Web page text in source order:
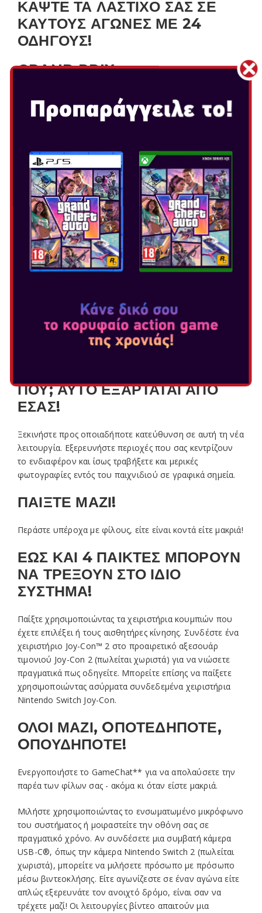
ΚΑΨΤΕ ΤΑ ΛΑΣΤΙΧΟ ΣΑΣ ΣΕ
ΚΑΥΤΟΥΣ ΑΓΩΝΕΣ ΜΕ 24
ΟΔΗΓΟΥΣ!
GRAND PRIX
Αγωνιστείτε για να κερδίσετε τους περισσότερους
πόντους σε τέσσερις συνδεδεμένες πίστες.
Προσπαθήστε να διεκδικήσετε την πρώτη θέση ανάμεσα
επίσης μέρος του αγώνα!
ΕΝΑ ΑΣΤΑΜΑΤΗΤΟ
ΥΠΕΡΑΣΤΙΚΟ ΡΑΛΙ
KNOCKOUT TOUR
Περάστε ορμητικά ανάμεσα σε διαδοχικές πίστες, χωρίς
στάσεις για πιτ στο δρόμο. Αν δεν πλασαριστείτε αρκετά
επιβιώσετε και στοχεύστε στην πρώτη θέση!
ΕΛΕΥΘΕΡΗ ΠΕΡΙΗΓΗΣΗ
ΠΟΥ; ΑΥΤΟ ΕΞΑΡΤΑΤΑΙ ΑΠΟ
ΕΣΑΣ!
Ξεκινήστε προς οποιαδήποτε κατεύθυνση σε αυτή τη νέα
λειτουργία. Εξερευνήστε περιοχές που σας κεντρίζουν
το ενδιαφέρον και ίσως τραβήξετε και μερικές
φωτογραφίες εντός του παιχνιδιού σε γραφικά σημεία.
ΠΑΙΞΤΕ ΜΑΖΙ!
Περάστε υπέροχα με φίλους, είτε είναι κοντά είτε μακριά!
ΕΩΣ ΚΑΙ 4 ΠΑΙΚΤΕΣ ΜΠΟΡΟΥΝ
ΝΑ ΤΡΕΞΟΥΝ ΣΤΟ ΙΔΙΟ
ΣΥΣΤΗΜΑ!
Παίξτε χρησιμοποιώντας τα χειριστήρια κουμπιών που
έχετε επιλέξει ή τους αισθητήρες κίνησης. Συνδέστε ένα
χειριστήριο Joy-Con™ 2 στο προαιρετικό αξεσουάρ
τιμονιού Joy-Con 2 (πωλείται χωριστά) για να νιώσετε
πραγματικά πως οδηγείτε. Μπορείτε επίσης να παίξετε
χρησιμοποιώντας ασύρματα συνδεδεμένα χειριστήρια
Nintendo Switch Joy-Con.
ΟΛΟΙ ΜΑΖΙ, OΠΟΤΕΔΗΠΟΤΕ,
OΠΟΥΔΗΠΟΤΕ!
Ενεργοποιήστε το GameChat** για να απολαύσετε την
παρέα των φίλων σας - ακόμα κι όταν είστε μακριά.
Μιλήστε χρησιμοποιώντας το ενσωματωμένο μικρόφωνο
του συστήματος ή μοιραστείτε την οθόνη σας σε
πραγματικό χρόνο. Αν συνδέσετε μια συμβατή κάμερα
USB-C®, όπως την κάμερα Nintendo Switch 2 (πωλείται
χωριστά), μπορείτε να μιλήσετε πρόσωπο με πρόσωπο
μέσω βιντεοκλήσης. Είτε αγωνίζεστε σε έναν αγώνα είτε
απλώς εξερευνάτε τον ανοιχτό δρόμο, είναι σαν να
τρέχετε μαζί! Οι λειτουργίες βίντεο απαιτούν μια